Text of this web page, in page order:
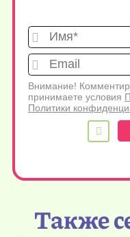
Внимание!
принимаете условия
Политики
Также